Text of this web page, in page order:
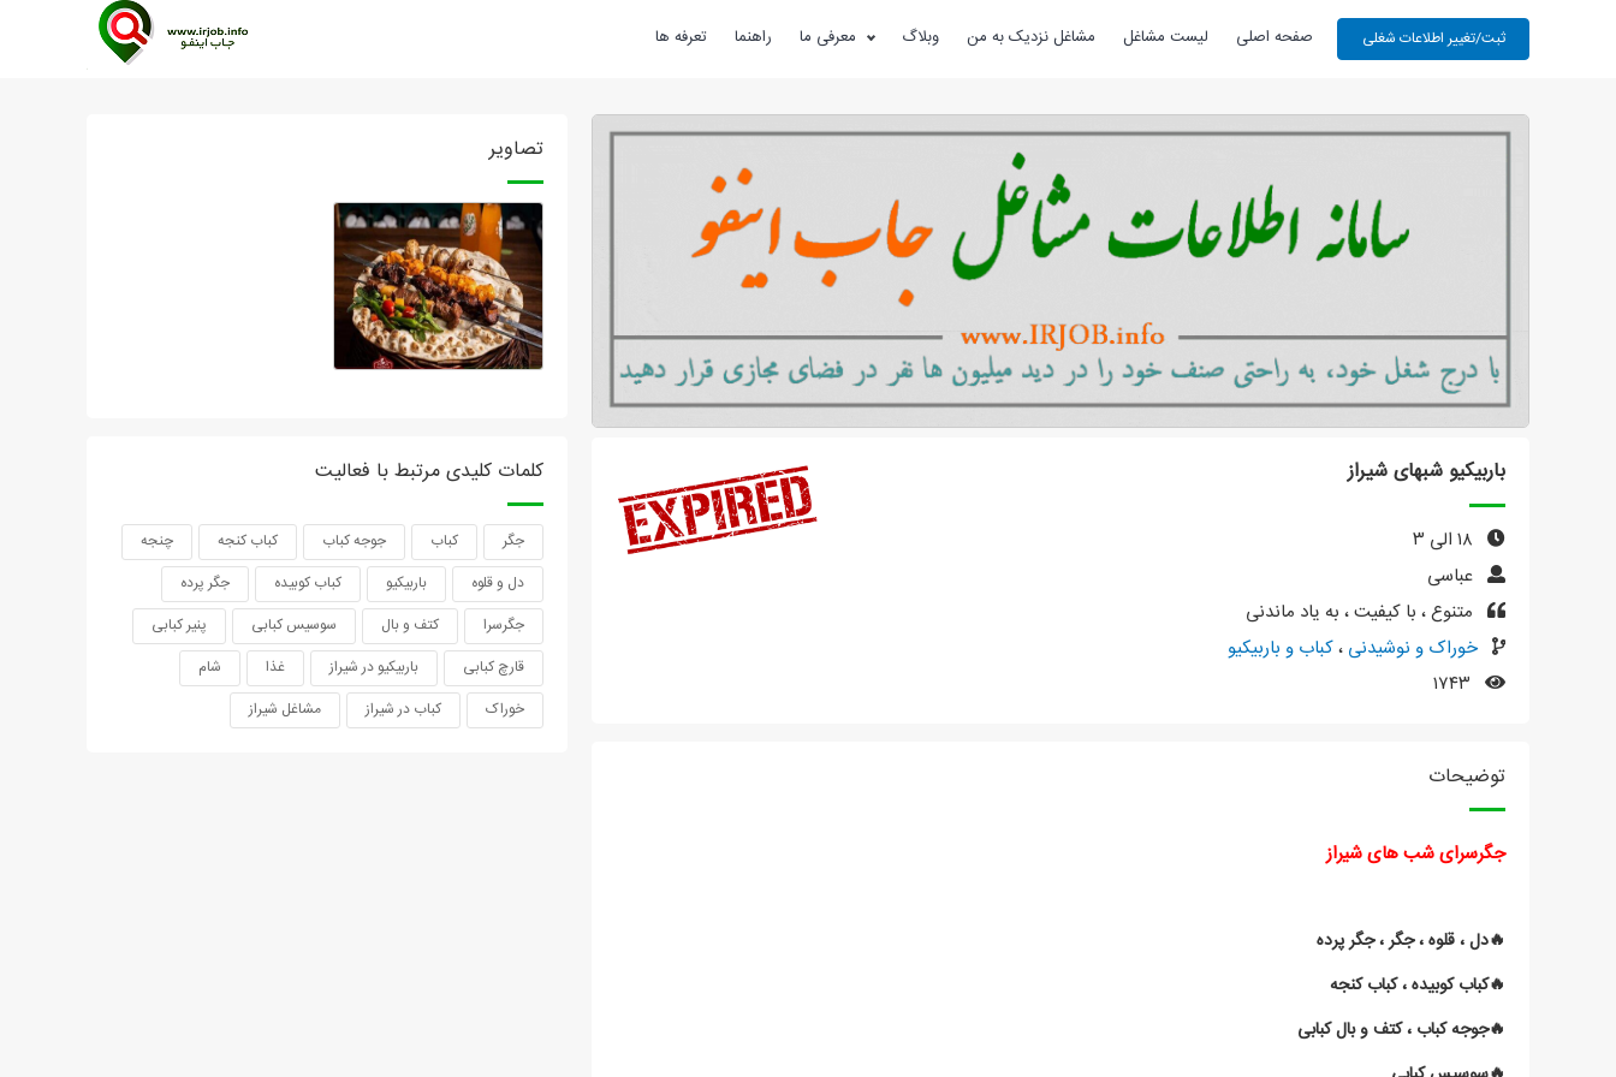
صفحه اصلی لیست مشاغل مشاغل نزدیک به من وبلاگ معرفی ما راهنما تعرفه ها
باربیکیو شبهای شیراز
عباسی
متنوع ، با کیفیت ، به یاد ماندنی
خوراک و نوشیدنی ،کباب و باربیکیو
توضیحات
جگرسرای شب های شیراز
🔥دل ، قلوه ، جگر ، جگر پرده
🔥کباب کوبیده ، کباب کنجه
🔥جوجه کباب ، کتف و بال کبابی
تصاویر
کلمات کلیدی مرتبط با فعالیت
جگر کباب جوجه کباب کباب کنجه
چنجه
دل و قلوه
باربیکیو کباب کوبیده
جگر پرده
جگرسرا
کتف و بال سوسیس کبابی
پنیر کبابی
قارچ کبابی
باربیکیو در شیراز غذا
شام
خوراک
کباب در شیراز مشاغل شیراز